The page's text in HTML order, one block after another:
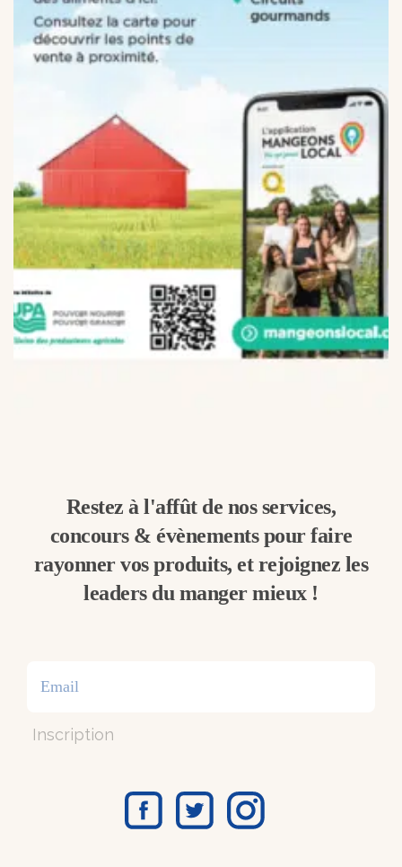
Restez à l'affût de nos services,
concours & évènements pour faire
rayonner vos produits, et rejoignez les
leaders du manger mieux !
Inscription